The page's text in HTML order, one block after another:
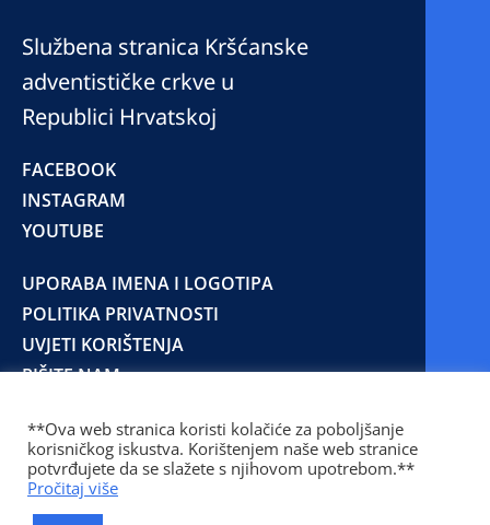
Službena stranica Kršćanske
adventističke crkve u
Republici Hrvatskoj
FACEBOOK
INSTAGRAM
YOUTUBE
UPORABA IMENA I LOGOTIPA
POLITIKA PRIVATNOSTI
UVJETI KORIŠTENJA
PIŠITE NAM
© 2025 Copyright © 2023 Kršćanska adventistička
crkva u Republici Hrvatskoj
Prilaz Gjure Deželića 77 Zagreb 10000 Hrvatska 01
**Ova web stranica koristi kolačiće za poboljšanje
korisničkog iskustva. Korištenjem naše web stranice
potvrđujete da se slažete s njihovom upotrebom.**
Pročitaj više